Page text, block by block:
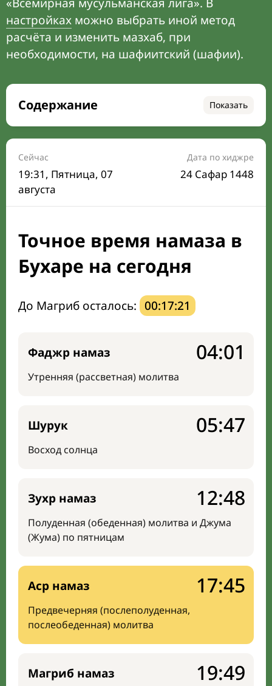
настройках можно выбрать иной метод
расчёта и изменить мазхаб, при
необходимости, на шафиитский (шафии).
Содержание Показать
Время намаза на сегодня
Расписание на месяц
Время Сухура и Ифтара на сегодня
Календарь рамадана
Направление киблы
Сейчас
19:31 , Пятница, 07
августа
Дата по хиджре
24 Сафар 1448
Точное время намаза в
Бухаре на сегодня
До Магриб осталось: 00:17:20
Фаджр намаз
Утренняя (рассветная) молитва
04:01
Шурук
Восход солнца
05:47
Зухр намаз
Полуденная (обеденная) молитва и Джума
(Жума) по пятницам
12:48
Аср намаз
Предвечерняя (послеполуденная,
послеобеденная) молитва
17:45
Магриб намаз 19:49